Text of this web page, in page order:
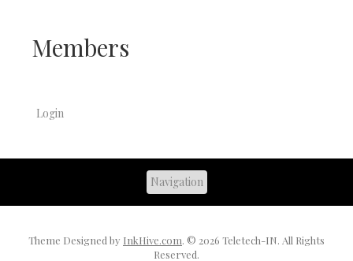
Members
Login
Theme Designed by InkHive.com. © 2026 Teletech-IN. All Rights
Reserved.